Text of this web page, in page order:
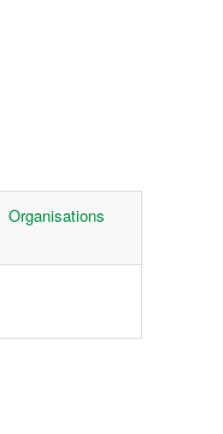
Organisations